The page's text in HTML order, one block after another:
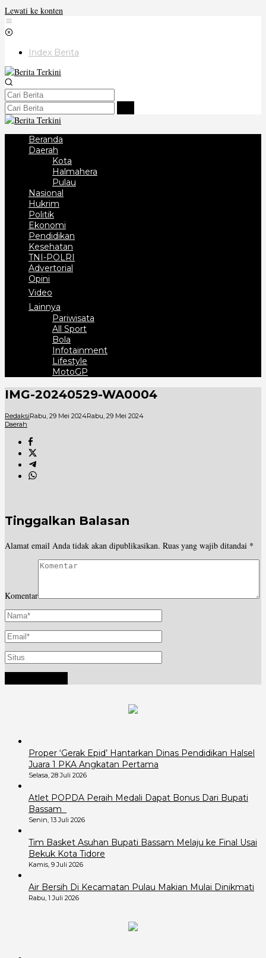
Lewati ke konten
Index Berita
Beranda
Daerah
Kota
Halmahera
Pulau
Nasional
Hukrim
Politik
Ekonomi
Pendidikan
Kesehatan
TNI-POLRI
Advertorial
Opini
Video
Lainnya
Pariwisata
All Sport
Bola
Infotainment
Lifestyle
MotoGP
IMG-20240529-WA0004
RedaksiRabu, 29 Mei 2024Rabu, 29 Mei 2024
Daerah
Tinggalkan Balasan
Alamat email Anda tidak akan dipublikasikan. Ruas yang wajib ditandai *
Komentar
Proper ‘Gerak Epid’ Hantarkan Dinas Pendidikan Halsel
Juara 1 PKA Angkatan Pertama
Selasa, 28 Juli 2026
Atlet POPDA Peraih Medali Dapat Bonus Dari Bupati
Bassam
Senin, 13 Juli 2026
Tim Basket Asuhan Bupati Bassam Melaju ke Final Usai
Bekuk Kota Tidore
Kamis, 9 Juli 2026
Air Bersih Di Kecamatan Pulau Makian Mulai Dinikmati
Rabu, 1 Juli 2026